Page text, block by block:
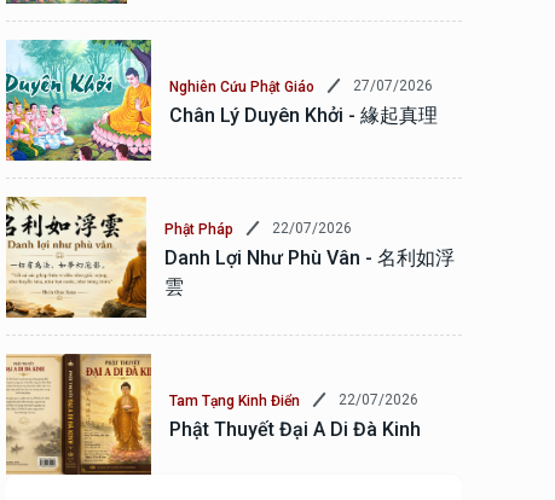
Nghiên Cứu Phật Giáo 27/07/2026
Chân Lý Duyên Khởi - 緣起真理
Phật Pháp 22/07/2026
Danh Lợi Như Phù Vân - 名利如浮
雲
Tam Tạng Kinh Điển 22/07/2026
Phật Thuyết Đại A Di Đà Kinh